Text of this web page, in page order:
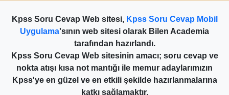
Kpss Soru Cevap Web sitesi, Kpss Soru Cevap Mobil
Uygulama'sının web sitesi olarak Bilen Academia
tarafından hazırlandı.
Kpss Soru Cevap Web sitesinin amacı; soru cevap ve
nokta atışı kısa not mantığı ile memur adaylarımızın
Kpss'ye en güzel ve en etkili şekilde hazırlanmalarına
katkı sağlamaktır.